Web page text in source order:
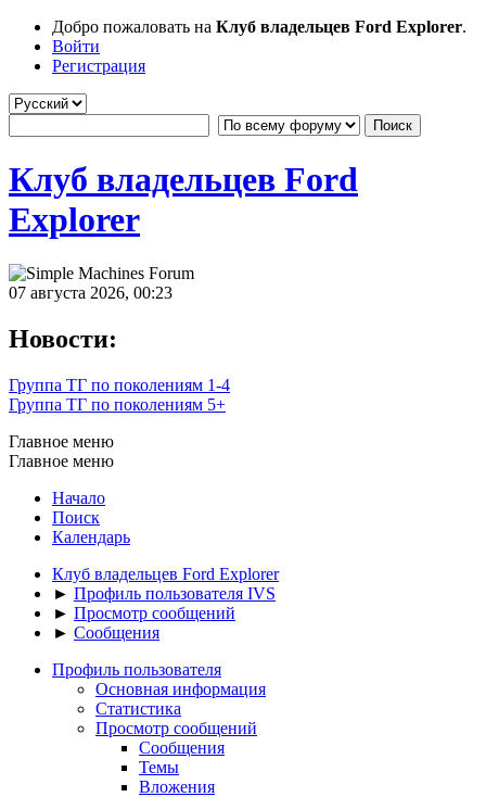
Добро пожаловать на Клуб владельцев Ford Explorer.
Войти
Регистрация
Клуб владельцев Ford
Explorer
07 августа 2026, 00:23
Новости:
Группа ТГ по поколениям 1-4
Группа ТГ по поколениям 5+
Главное меню
Главное меню
Начало
Поиск
Календарь
Клуб владельцев Ford Explorer
► Профиль пользователя IVS
► Просмотр сообщений
► Сообщения
Профиль пользователя
Основная информация
Статистика
Просмотр сообщений
Сообщения
Темы
Вложения